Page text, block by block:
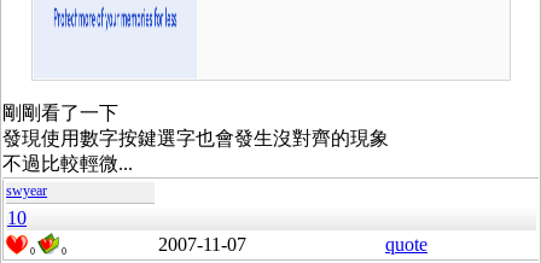
剛剛看了一下
發現使用數字按鍵選字也會發生沒對齊的現象
不過比較輕微...
swyear
10
0 0 2007-11-07 quote